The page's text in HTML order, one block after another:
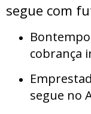
segue com
cobrança
segue no